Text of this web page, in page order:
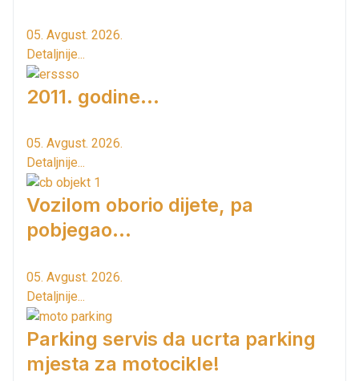
05. Avgust. 2026.
Detaljnije...
2011. godine...
05. Avgust. 2026.
Detaljnije...
Vozilom oborio dijete, pa
pobjegao...
05. Avgust. 2026.
Detaljnije...
Parking servis da ucrta parking
mjesta za motocikle!